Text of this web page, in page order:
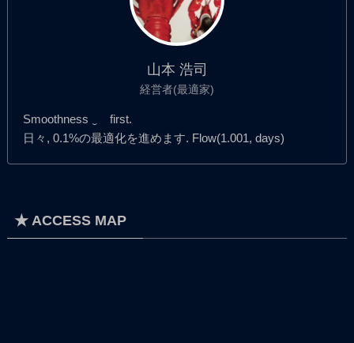
山本 浩司
経営者(最適家)
Smoothness ‿ first.
日々, 0.1%の最適化を進めます. Flow(1.001, days)
★ ACCESS MAP